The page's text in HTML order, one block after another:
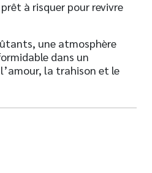
à risquer pour revivre
une atmosphère
dans un
la trahison et le